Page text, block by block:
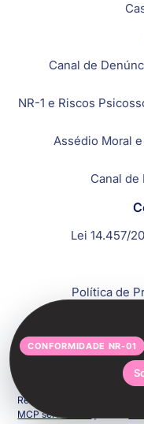
Canal de
NR-1 e Riscos
Assédio Moral
Canal de
Lei 14.457/
Política de
©2026 Todos os
empresa do grupo
Recursos para agentes:
MCP server card
CONFORMIDADE NR-01